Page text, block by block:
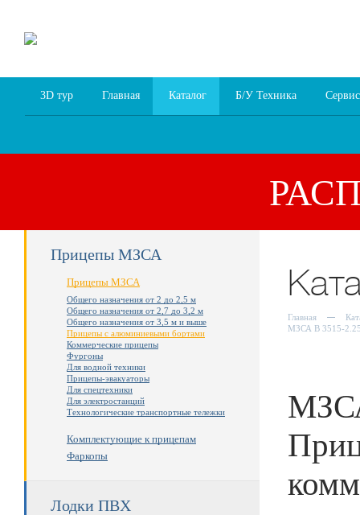
3D тур Главная Каталог Б/У Техника Сервис
Прицепы МЗСА
Прицепы МЗСА
Общего назначения от 2 до 2,5 м
Общего назначения от 2,7 до 3,2 м
Общего назначения от 3,5 м и выше
Прицепы с алюминиевыми бортами
Коммерческие прицепы
Фургоны
Для водной техники
Прицепы-эвакуаторы
Для спецтехники
Для электростанций
Технологические транспортные тележки
Комплектующие к прицепам
Фаркопы
Лодки ПВХ
Главная
МЗСА B 3515-2.25